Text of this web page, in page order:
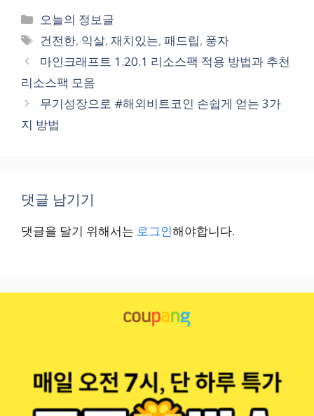
카
테
리
오늘의 정보글
태
그
건전한, 익살,재치있는,패드립, 풍자
마인크래프트 1.20.1 리소스팩 적용 방법과 추천
리소스팩 모음
무기성장으로 #해외비트코인 손쉽게 얻는 3가
지 방법
댓글 남기기
댓글을 달기 위해서는 로그인해야합니다.